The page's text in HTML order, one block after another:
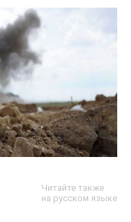
Читайте также
на русском языке